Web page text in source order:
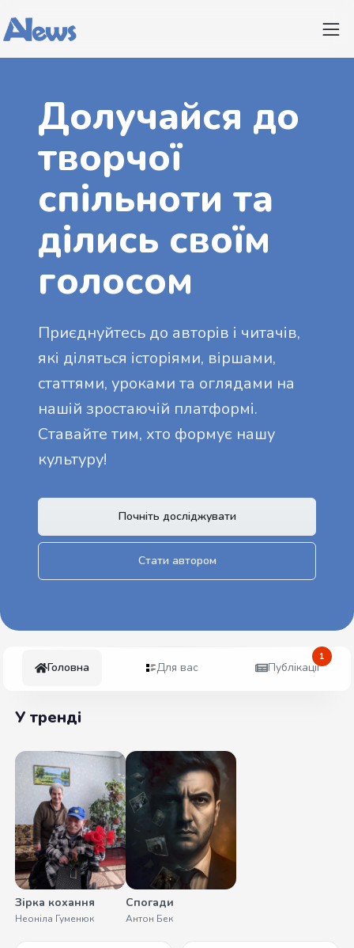
Долучайся до
творчої
спільноти та
ділись своїм
голосом
Приєднуйтесь до авторів і читачів,
які діляться історіями, віршами,
статтями, уроками та оглядами на
нашій зростаючій платформі.
Ставайте тим, хто формує нашу
культуру!
Почніть досліджувати
Стати автором
Головна Для вас Публікації
1
У тренді
Зірка кохання
Неоніла Гуменюк
Спогади
Антон Бек